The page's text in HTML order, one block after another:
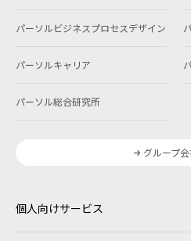
パーソルビジネスプロセスデザイン
パーソルキャリア
パーソル総合研究所
グループ
個人向けサービス